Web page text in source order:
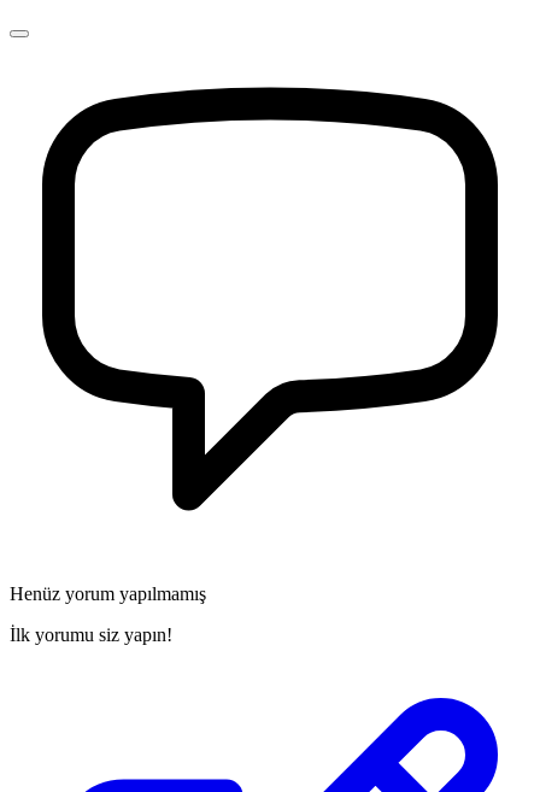
Henüz yorum yapılmamış
İlk yorumu siz yapın!